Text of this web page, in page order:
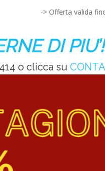
-> Offerta valida
DI
o clicca su